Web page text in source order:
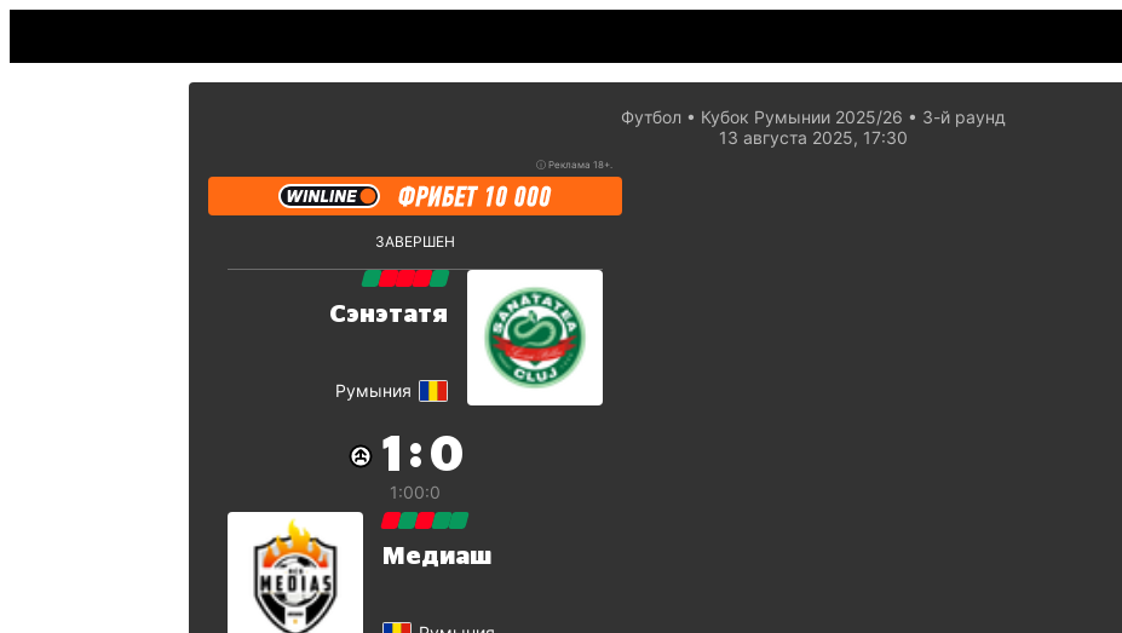
Футбол Кубок Румынии 2025/26
3-й раунд
13 августа 2025, 17:30
ⓘ Реклама 18+.
ЗАВЕРШЕН
Сэнэтатя
Румыния
1 : 0
1:00:0
Медиаш